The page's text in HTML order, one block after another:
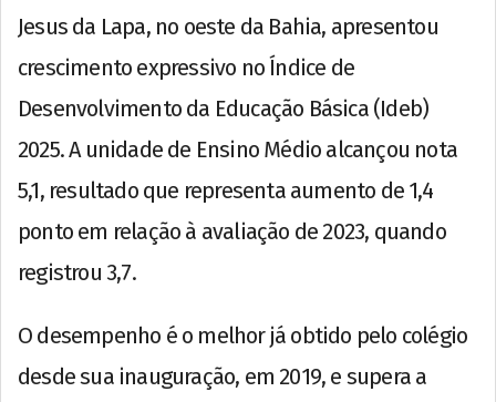
Jesus da Lapa, no oeste da Bahia, apresentou
crescimento expressivo no Índice de
Desenvolvimento da Educação Básica (Ideb)
2025. A unidade de Ensino Médio alcançou nota
5,1, resultado que representa aumento de 1,4
ponto em relação à avaliação de 2023, quando
registrou 3,7.
O desempenho é o melhor já obtido pelo colégio
desde sua inauguração, em 2019, e supera a